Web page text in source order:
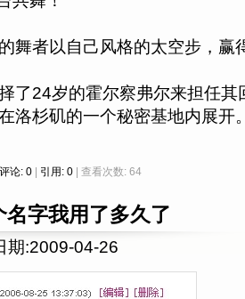
舞者以自己风格的太空步，赢
了24岁的霍尔察弗尔来担任其
洛杉矶的一个秘密基地内展开
评论: 0 引用: 0 | 查看次数: 64
字我用了多久了
期:2009-04-26